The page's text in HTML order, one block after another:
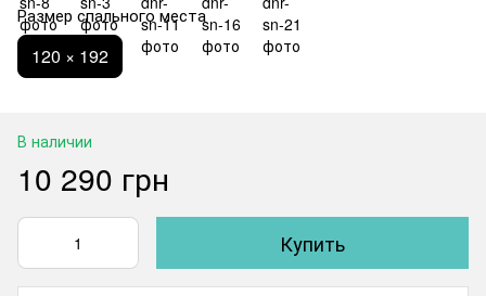
Размер спального места
120 × 192
В наличии
10 290 грн
Купить